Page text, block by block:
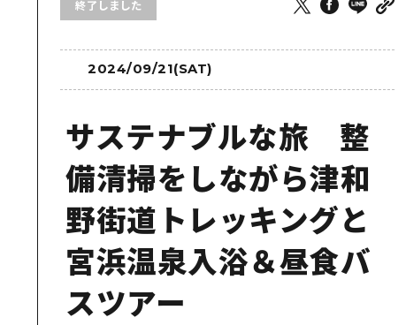
アート
終了しました
2024/09/21(SAT)
サステナブルな旅 整
備清掃をしながら津和
野街道トレッキングと
宮浜温泉入浴＆昼食バ
スツアー